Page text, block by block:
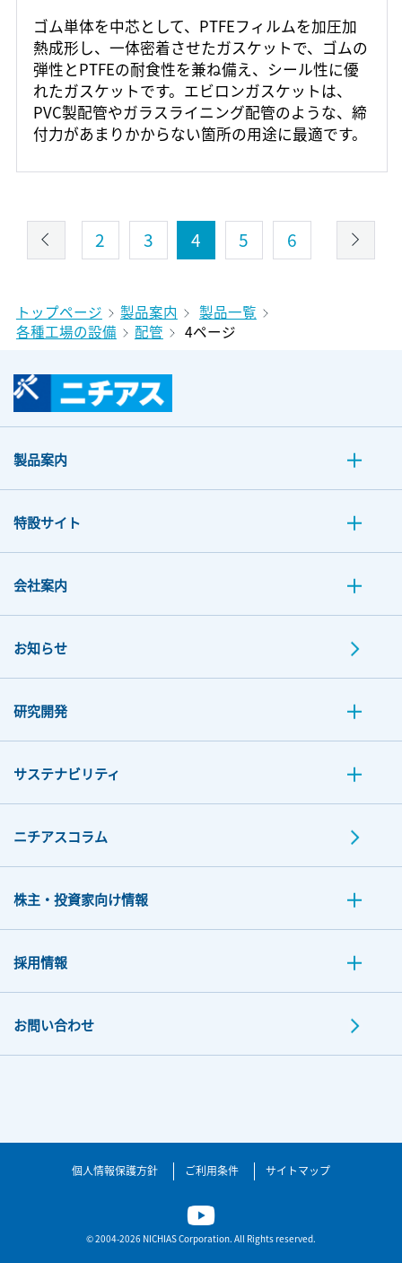
ゴム単体を中芯として、PTFEフィルムを加圧加
熱成形し、一体密着させたガスケットで、ゴムの
弾性とPTFEの耐食性を兼ね備え、シール性に優
れたガスケットです。エビロンガスケットは、
PVC製配管やガラスライニング配管のような、締
付力があまりかからない箇所の用途に最適です。
2 3 4 5 6
トップページ 製品案内
製品一覧
各種工場の設備
配管 4ページ
製品案内
特設サイト
会社案内
お知らせ
研究開発
サステナビリティ
ニチアスコラム
株主・投資家向け情報
採用情報
お問い合わせ
個人情報保護方針 ご利用条件 サイトマップ
© 2004-2026 NICHIAS Corporation. All Rights reserved.